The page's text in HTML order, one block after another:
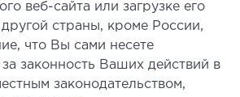
веб-сайта или загрузке его
страны, кроме России,
что Вы сами несете
за законность Ваших действий в
законодательством,